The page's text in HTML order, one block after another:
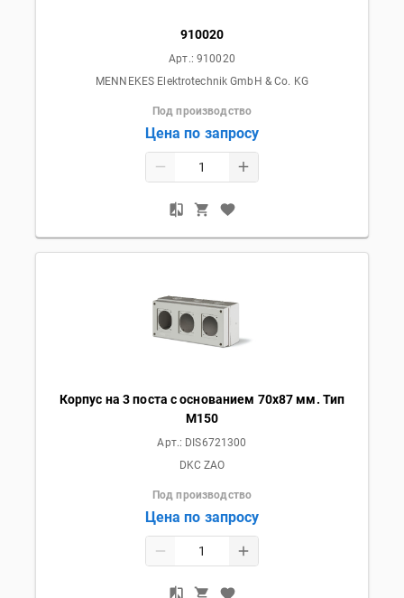
910020
Арт.: 910020
MENNEKES Elektrotechnik GmbH & Co. KG
Под производство
Цена по запросу
Корпус на 3 поста с основанием 70х87 мм. Тип
M150
Арт.: DIS6721300
DKC ZAO
Под производство
Цена по запросу